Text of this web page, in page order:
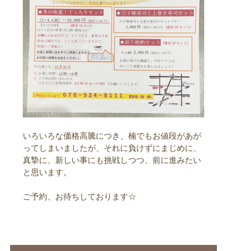
いろいろな価格高騰につき、楠でもお値段があが
ってしまいましたが、それに負けずにまじめに、
真摯に、新しい事にも挑戦しつつ、前に進みたい
と思います。
ご予約、お待ちしております☆